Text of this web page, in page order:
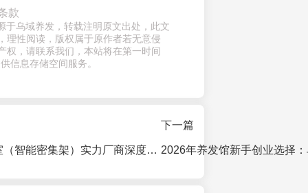
款
于乌域养发，转载注明原文出处，此文
理性阅读，版权属于原作者若无意侵
权，请联系我们，本站将在第一时间
信息存储空间服务。
2026 智慧档案室（智能密集架）实力厂商深度对比：市场格局、技术路线与选型指南
下一篇